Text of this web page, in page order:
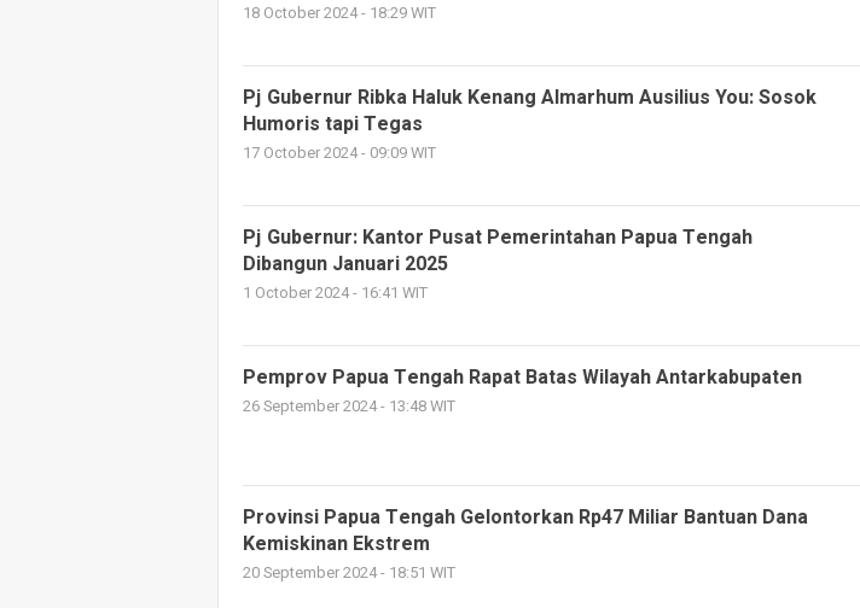
18 October 2024 - 18:29 WIT
Pj Gubernur Ribka Haluk Kenang Almarhum Ausilius You: Sosok
Humoris tapi Tegas
17 October 2024 - 09:09 WIT
Pj Gubernur: Kantor Pusat Pemerintahan Papua Tengah
Dibangun Januari 2025
1 October 2024 - 16:41 WIT
Pemprov Papua Tengah Rapat Batas Wilayah Antarkabupaten
26 September 2024 - 13:48 WIT
Provinsi Papua Tengah Gelontorkan Rp47 Miliar Bantuan Dana
Kemiskinan Ekstrem
20 September 2024 - 18:51 WIT